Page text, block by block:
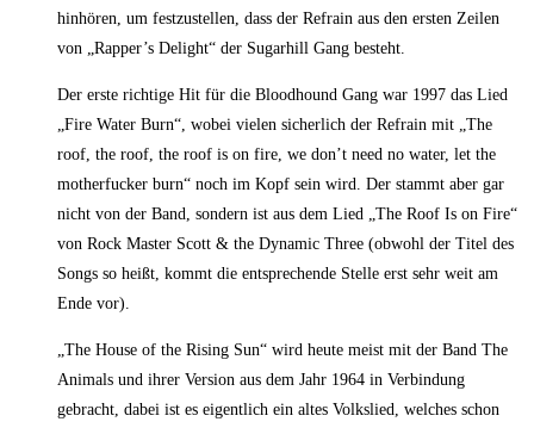
hinhören, um festzustellen, dass der Refrain aus den ersten Zeilen
von „Rapper’s Delight“ der Sugarhill Gang besteht.
Der erste richtige Hit für die Bloodhound Gang war 1997 das Lied
„Fire Water Burn“, wobei vielen sicherlich der Refrain mit „The
roof, the roof, the roof is on fire, we don’t need no water, let the
motherfucker burn“ noch im Kopf sein wird. Der stammt aber gar
nicht von der Band, sondern ist aus dem Lied „The Roof Is on Fire“
von Rock Master Scott & the Dynamic Three (obwohl der Titel des
Songs so heißt, kommt die entsprechende Stelle erst sehr weit am
Ende vor).
„The House of the Rising Sun“ wird heute meist mit der Band The
Animals und ihrer Version aus dem Jahr 1964 in Verbindung
gebracht, dabei ist es eigentlich ein altes Volkslied, welches schon